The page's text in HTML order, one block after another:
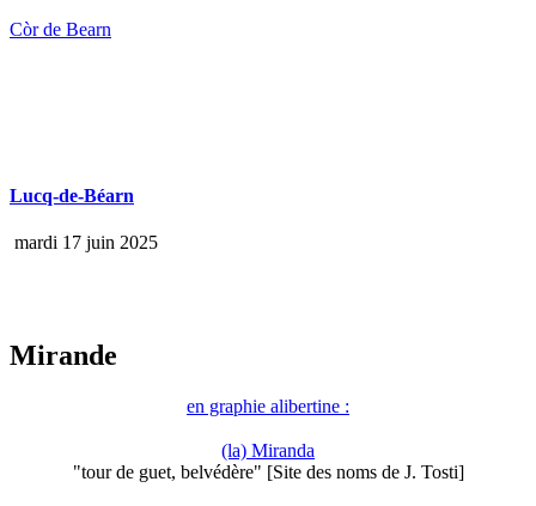
Còr de Bearn
Lucq-de-Béarn
mardi 17 juin 2025
Mirande
en graphie alibertine :
(la) Miranda
"tour de guet, belvédère" [Site des noms de J. Tosti]